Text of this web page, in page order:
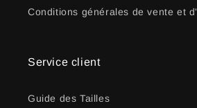
Conditions générales de vente et
Service client
Guide des Tailles